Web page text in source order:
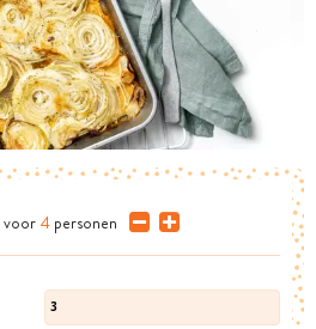
voor 4 personen
3